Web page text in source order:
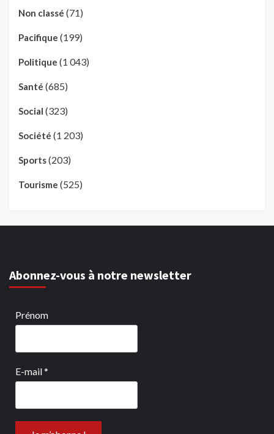
Non classé (71)
Pacifique (199)
Politique (1 043)
Santé (685)
Social (323)
Société (1 203)
Sports(203)
Tourisme (525)
Abonnez-vous à notre newsletter
Prénom
E-mail*